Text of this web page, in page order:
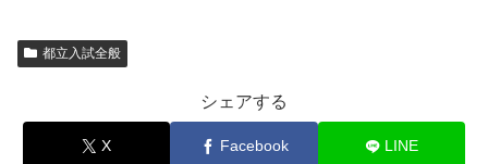
都立入試全般
シェアする
X Facebook LINE